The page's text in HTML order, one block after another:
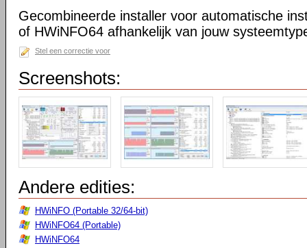
Gecombineerde installer voor automatische
of HWiNFO64 afhankelijk van jouw
Stel een correctie voor
Screenshots:
Andere edities:
HWiNFO (Portable 32/64-bit)
HWiNFO64 (Portable)
HWiNFO64